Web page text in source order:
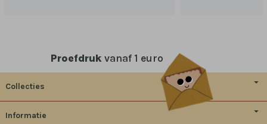
Proefdruk vanaf 1 euro
Collecties
Informatie